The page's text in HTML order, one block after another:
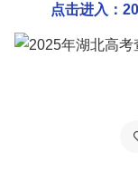
点击进入：